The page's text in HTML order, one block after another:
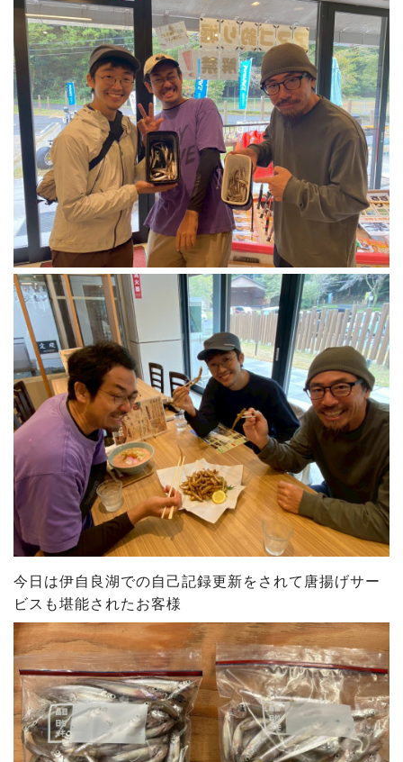
今日は伊自良湖での自己記録更新をされて唐揚げサー
ビスも堪能されたお客様